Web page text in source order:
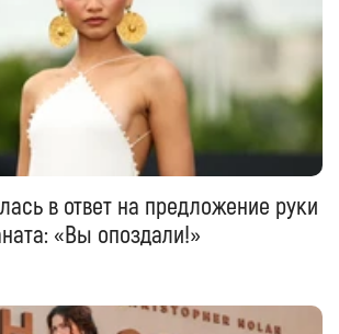
в ответ на предложение руки
«Вы опоздали!»